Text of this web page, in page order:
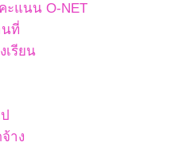
ะแนน O-NET
นที่
เรียน
าง